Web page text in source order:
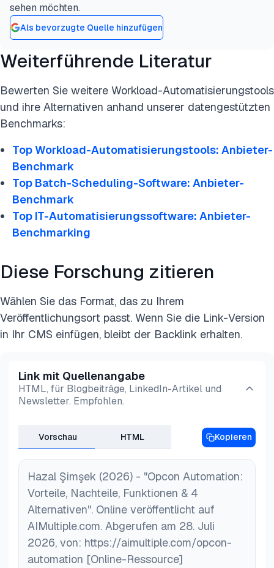
sehen möchten.
Als bevorzugte Quelle hinzufügen
Weiterführende Literatur
Bewerten Sie weitere Workload-Automatisierungstools
und ihre Alternativen anhand unserer datengestützten
Benchmarks:
Top Workload-Automatisierungstools: Anbieter-
Benchmark
Top Batch-Scheduling-Software: Anbieter-
Benchmark
Top IT-Automatisierungssoftware: Anbieter-
Benchmarking
Diese Forschung zitieren
Wählen Sie das Format, das zu Ihrem
Veröffentlichungsort passt. Wenn Sie die Link-Version
in Ihr CMS einfügen, bleibt der Backlink erhalten.
Link mit Quellenangabe
HTML, für Blogbeiträge, LinkedIn-Artikel und
Newsletter. Empfohlen.
Vorschau HTML Kopieren
Hazal Şimşek (2026) - "Opcon Automation:
Vorteile, Nachteile, Funktionen & 4
Alternativen". Online veröffentlicht auf
AIMultiple.com. Abgerufen am 28. Juli
2026, von: https://aimultiple.com/opcon-
automation [Online-Ressource]